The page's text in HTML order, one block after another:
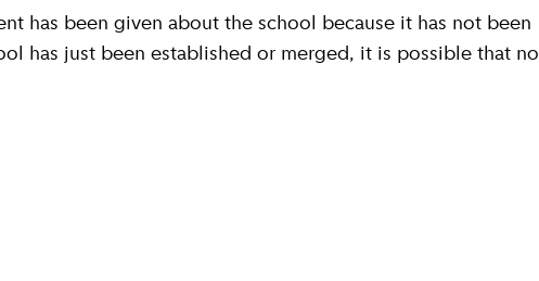
has been given about the school because it has not been
has just been established or merged, it is possible that no